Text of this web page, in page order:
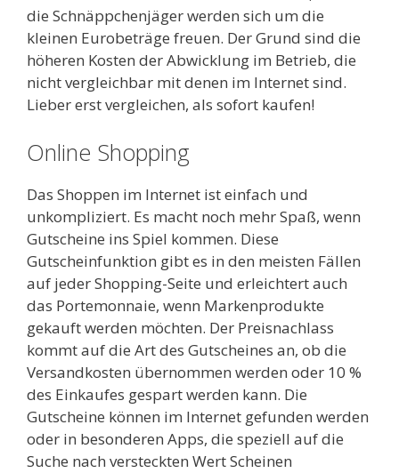
die Schnäppchenjäger werden sich um die
kleinen Eurobeträge freuen. Der Grund sind die
höheren Kosten der Abwicklung im Betrieb, die
nicht vergleichbar mit denen im Internet sind.
Lieber erst vergleichen, als sofort kaufen!
Online Shopping
Das Shoppen im Internet ist einfach und
unkompliziert. Es macht noch mehr Spaß, wenn
Gutscheine ins Spiel kommen. Diese
Gutscheinfunktion gibt es in den meisten Fällen
auf jeder Shopping-Seite und erleichtert auch
das Portemonnaie, wenn Markenprodukte
gekauft werden möchten. Der Preisnachlass
kommt auf die Art des Gutscheines an, ob die
Versandkosten übernommen werden oder 10 %
des Einkaufes gespart werden kann. Die
Gutscheine können im Internet gefunden werden
oder in besonderen Apps, die speziell auf die
Suche nach versteckten Wert Scheinen